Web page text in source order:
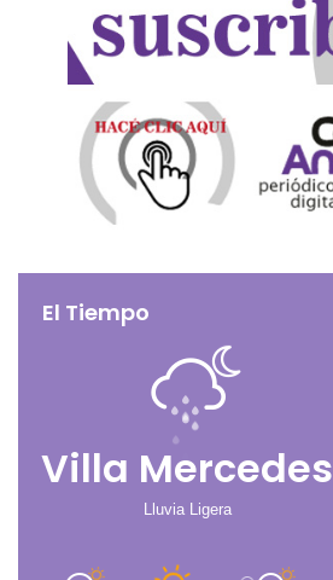
El Tiempo
Villa Mercedes
Lluvia Ligera